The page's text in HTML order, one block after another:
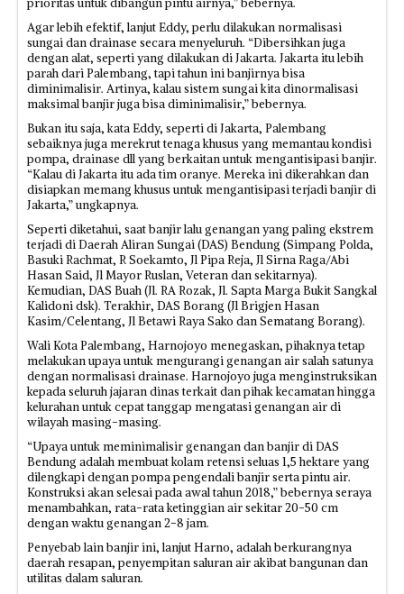
prioritas untuk dibangun pintu airnya,” bebernya.
Agar lebih efektif, lanjut Eddy, perlu dilakukan normalisasi
sungai dan drainase secara menyeluruh. “Dibersihkan juga
dengan alat, seperti yang dilakukan di Jakarta. Jakarta itu lebih
parah dari Palembang, tapi tahun ini banjirnya bisa
diminimalisir. Artinya, kalau sistem sungai kita dinormalisasi
maksimal banjir juga bisa diminimalisir,” bebernya.
Bukan itu saja, kata Eddy, seperti di Jakarta, Palembang
sebaiknya juga merekrut tenaga khusus yang memantau kondisi
pompa, drainase dll yang berkaitan untuk mengantisipasi banjir.
“Kalau di Jakarta itu ada tim oranye. Mereka ini dikerahkan dan
disiapkan memang khusus untuk mengantisipasi terjadi banjir di
Jakarta,” ungkapnya.
Seperti diketahui, saat banjir lalu genangan yang paling ekstrem
terjadi di Daerah Aliran Sungai (DAS) Bendung (Simpang Polda,
Basuki Rachmat, R Soekamto, Jl Pipa Reja, Jl Sirna Raga/Abi
Hasan Said, Jl Mayor Ruslan, Veteran dan sekitarnya).
Kemudian, DAS Buah (Jl. RA Rozak, Jl. Sapta Marga Bukit Sangkal
Kalidoni dsk). Terakhir, DAS Borang (Jl Brigjen Hasan
Kasim/Celentang, Jl Betawi Raya Sako dan Sematang Borang).
Wali Kota Palembang, Harnojoyo menegaskan, pihaknya tetap
melakukan upaya untuk mengurangi genangan air salah satunya
dengan normalisasi drainase. Harnojoyo juga menginstruksikan
kepada seluruh jajaran dinas terkait dan pihak kecamatan hingga
kelurahan untuk cepat tanggap mengatasi genangan air di
wilayah masing-masing.
“Upaya untuk meminimalisir genangan dan banjir di DAS
Bendung adalah membuat kolam retensi seluas 1,5 hektare yang
dilengkapi dengan pompa pengendali banjir serta pintu air.
Konstruksi akan selesai pada awal tahun 2018,” bebernya seraya
menambahkan, rata-rata ketinggian air sekitar 20-50 cm
dengan waktu genangan 2-8 jam.
Penyebab lain banjir ini, lanjut Harno, adalah berkurangnya
daerah resapan, penyempitan saluran air akibat bangunan dan
utilitas dalam saluran.